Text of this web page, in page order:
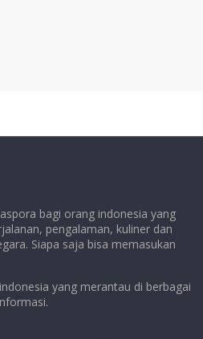
bagi orang indonesia yang
pengalaman, kuliner dan
Siapa saja bisa memasukan
yang merantau di berbagai